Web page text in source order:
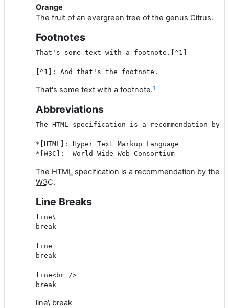
Orange
The fruit of an evergreen tree of the genus Citrus.
Footnotes
That's some text with a footnote.[^1]
That's some text with a footnote.1
Abbreviations
The HTML specification is a recommendation by
*[HTML]: Hyper Text Markup Language
The HTML specification is a recommendation by the
W3C.
Line Breaks
line\
break
line
break
line<br />
line\ break